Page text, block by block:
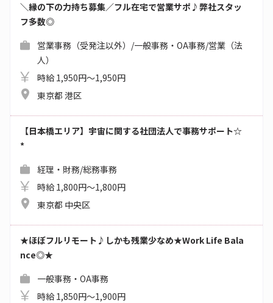
＼縁の下の力持ち募集／フル在宅で営業サポ♪弊社スタッ
フ多数◎
営業事務（受発注以外）/一般事務・OA事務/営業（法
人）
時給 1,950円～1,950円
東京都 港区
【日本橋エリア】宇宙に関する社団法人で事務サポート☆
*
経理・財務/総務事務
時給 1,800円～1,800円
東京都 中央区
★ほぼフルリモート♪しかも残業少なめ★Work Life Bala
nce◎★
一般事務・OA事務
時給 1,850円～1,900円